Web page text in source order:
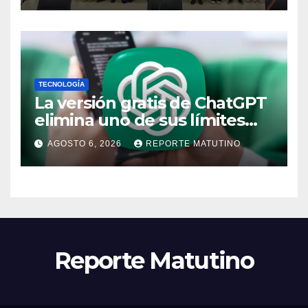
TECNOLOGÍA
La versión gratis de ChatGPT
elimina uno de sus límites
más pedidos y ahora es más
útil
AGOSTO 6, 2026 REPORTE MATUTINO
Reporte Matutino